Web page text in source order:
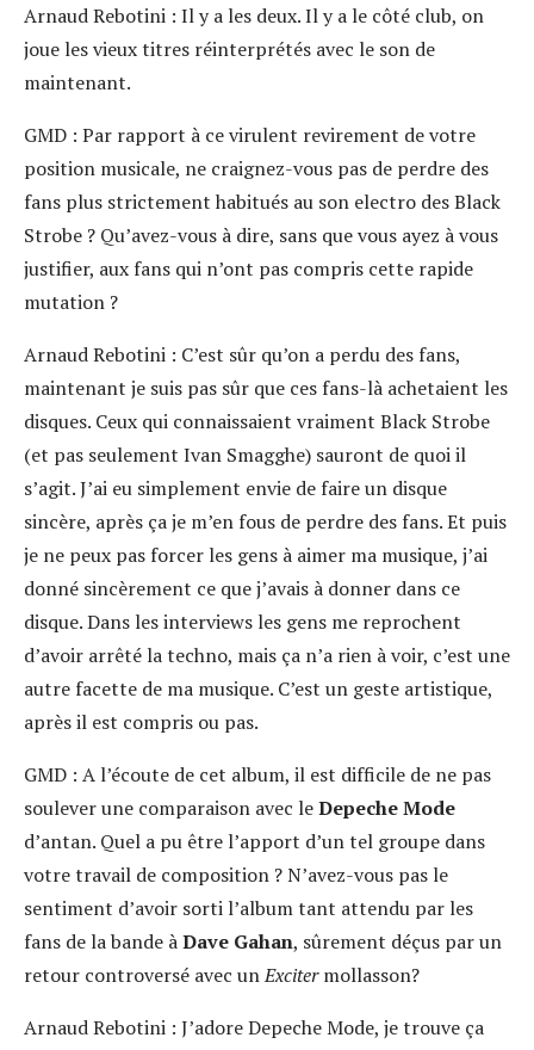
Arnaud Rebotini : Il y a les deux. Il y a le côté club, on
joue les vieux titres réinterprétés avec le son de
maintenant.
GMD : Par rapport à ce virulent revirement de votre
position musicale, ne craignez-vous pas de perdre des
fans plus strictement habitués au son electro des Black
Strobe ? Qu’avez-vous à dire, sans que vous ayez à vous
justifier, aux fans qui n’ont pas compris cette rapide
mutation ?
Arnaud Rebotini : C’est sûr qu’on a perdu des fans,
maintenant je suis pas sûr que ces fans-là achetaient les
disques. Ceux qui connaissaient vraiment Black Strobe
(et pas seulement Ivan Smagghe) sauront de quoi il
s’agit. J’ai eu simplement envie de faire un disque
sincère, après ça je m’en fous de perdre des fans. Et puis
je ne peux pas forcer les gens à aimer ma musique, j’ai
donné sincèrement ce que j’avais à donner dans ce
disque. Dans les interviews les gens me reprochent
d’avoir arrêté la techno, mais ça n’a rien à voir, c’est une
autre facette de ma musique. C’est un geste artistique,
après il est compris ou pas.
GMD : A l’écoute de cet album, il est difficile de ne pas
soulever une comparaison avec leDepeche Mode
d’antan. Quel a pu être l’apport d’un tel groupe dans
votre travail de composition ? N’avez-vous pas le
sentiment d’avoir sorti l’album tant attendu par les
fans de la bande àDave Gahan, sûrement déçus par un
retour controversé avec unExcitermollasson?
Arnaud Rebotini : J’adore Depeche Mode, je trouve ça